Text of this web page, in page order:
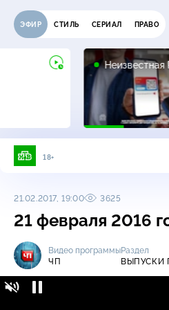
ЭФИР СТИЛЬ СЕРИАЛ ПРАВО
Неизвестная
18+
21.02.2017, 19:00 3625
21 февраля 2016
Видео программы
ЧП
Раздел
ВЫПУСКИ